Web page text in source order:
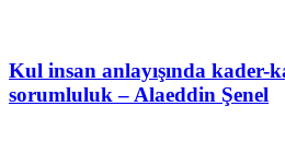
Kul insan anlayışında kader-
sorumluluk – Alaeddin Şenel